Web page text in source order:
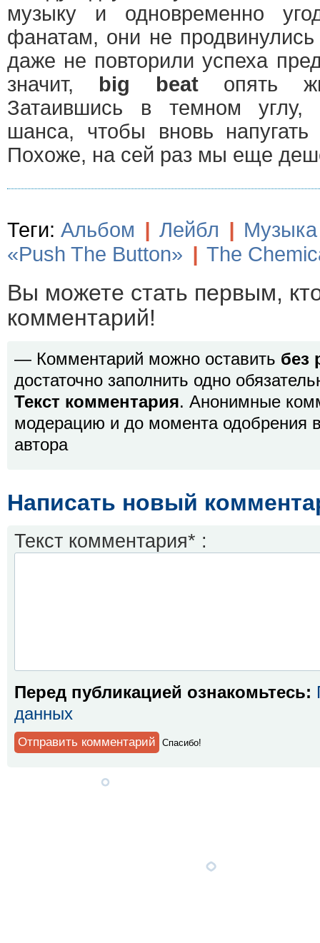
музыку и одновременно
фанатам, они не
даже не повторили успеха
значит, big beat опять
Затаившись в темном углу,
шанса, чтобы вновь
Похоже, на сей раз мы еще
Теги: Альбом | Лейбл | Музыка
«Push The Button» | The
Вы можете стать первым,
комментарий!
— Комментарий можно оставить без
достаточно заполнить одно
Текст комментария. Анонимные
модерацию и до момента одобрения
автора
Написать новый
Текст комментария* :
Перед публикацией ознакомьтесь:
данных
Спaсибо!